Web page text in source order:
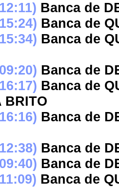
Banca de
Banca de
Banca de
Banca de
Banca de
BRITO
Banca de
Banca de
Banca de
Banca de